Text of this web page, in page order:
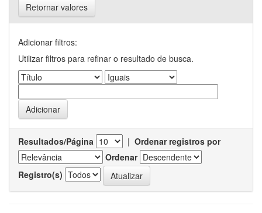
Retornar valores
Adicionar filtros:
Utilizar filtros para refinar o resultado de busca.
Resultados/Página | Ordenar registros por
Ordenar
Registro(s)